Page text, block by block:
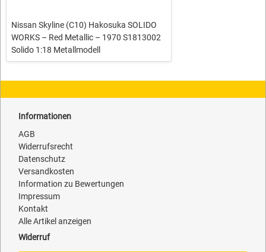
Nissan Skyline (C10) Hakosuka SOLIDO
WORKS – Red Metallic – 1970 S1813002
Solido 1:18 Metallmodell
Informationen
AGB
Widerrufsrecht
Datenschutz
Versandkosten
Information zu Bewertungen
Impressum
Kontakt
Alle Artikel anzeigen
Widerruf